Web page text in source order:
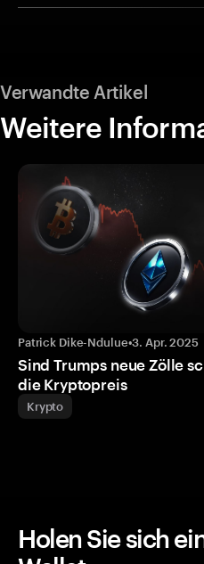
Verwandte Artikel
Weitere
Patrick Dike-Ndulue•3. Apr. 2025
Sind Trumps neue Zölle
die Kryptopreis
Krypto
Holen Sie sich